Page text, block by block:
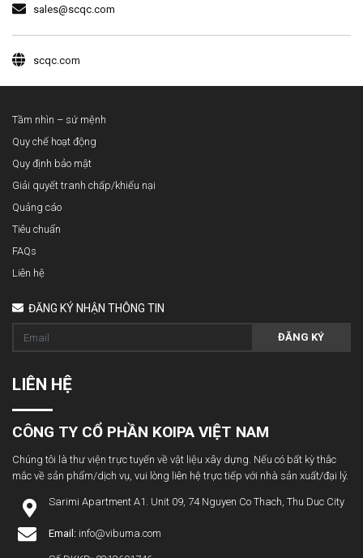
sales@scqc.com
scqc.com
Tầm nhìn – sứ mệnh
Quy chế hoạt động
Quy định bảo mật
Giải quyết tranh chấp/khiếu nại
Quảng cáo
Tiêu chuẩn
FAQs
Liên hệ
ĐĂNG KÝ NHẬN THÔNG TIN
ĐĂNG KÝ
LIÊN HỆ
CÔNG TY CỔ PHẦN KOIPA VIỆT NAM
Chúng tôi là thư viện trực tuyến về vật liệu xây dựng. Nếu có bất kỳ thắc
mắc về sản phẩm/dịch vụ, vui lòng liên hệ trực tiếp với nhà sản xuất/đại lý.
Sarimi Apartment A1. Unit 09, 74 Nguyen Co Thach, Thu Duc City
Email: info@vibuma.com